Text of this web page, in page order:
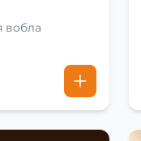
вобла